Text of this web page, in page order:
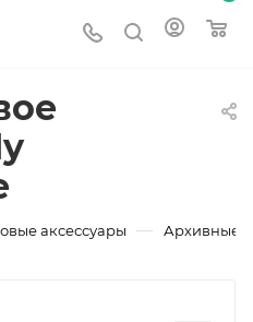
аксессуары — Архивные